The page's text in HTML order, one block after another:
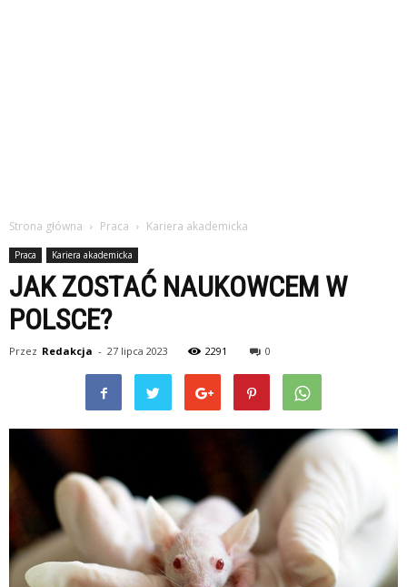
Strona główna Praca Kariera akademicka
Praca Kariera akademicka
JAK ZOSTAĆ NAUKOWCEM W
POLSCE?
Przez Redakcja - 27 lipca 2023 2291 0